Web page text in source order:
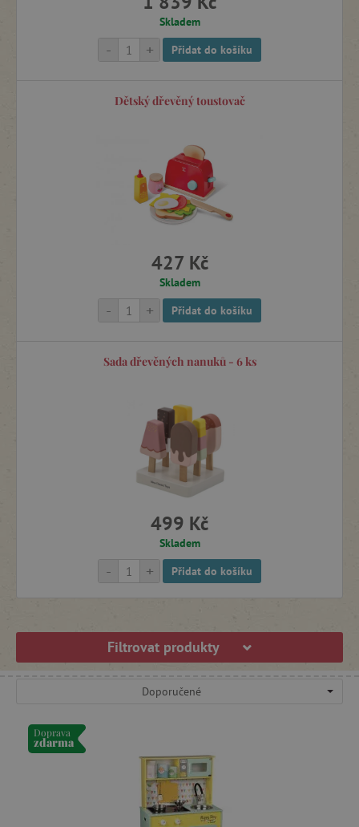
Skladem
+
- Přidat do košíku
Dětský dřevěný toustovač
427 Kč
Skladem
+
- Přidat do košíku
Sada dřevěných nanuků - 6 ks
499 Kč
Skladem
+
- Přidat do košíku
Filtrovat produkty
Doporučené
Doprava
zdarma